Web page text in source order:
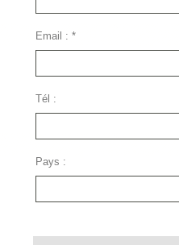
Email : *
Tél :
Pays :